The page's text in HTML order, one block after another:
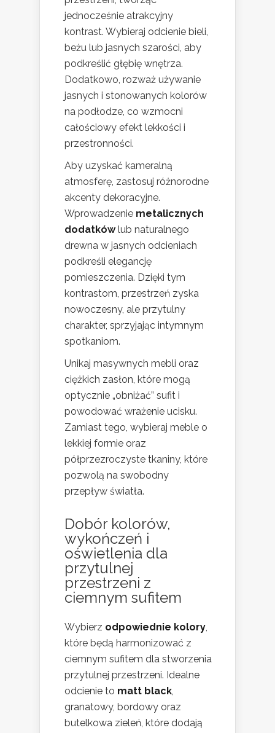
jednocześnie atrakcyjny
kontrast. Wybieraj odcienie bieli,
beżu lub jasnych szarości, aby
podkreślić głębię wnętrza.
Dodatkowo, rozważ używanie
jasnych i stonowanych kolorów
na podłodze, co wzmocni
całościowy efekt lekkości i
przestronności.
Aby uzyskać kameralną
atmosferę, zastosuj różnorodne
akcenty dekoracyjne.
Wprowadzenie metalicznych
dodatkówlub naturalnego
drewna w jasnych odcieniach
podkreśli elegancję
pomieszczenia. Dzięki tym
kontrastom, przestrzeń zyska
nowoczesny, ale przytulny
charakter, sprzyjając intymnym
spotkaniom.
Unikaj masywnych mebli oraz
ciężkich zasłon, które mogą
optycznie „obniżać” sufit i
powodować wrażenie ucisku.
Zamiast tego, wybieraj meble o
lekkiej formie oraz
półprzezroczyste tkaniny, które
pozwolą na swobodny
przepływ światła.
Dobór kolorów,
wykończeń i
oświetlenia dla
przytulnej
przestrzeni z
ciemnym sufitem
Wybierz odpowiednie kolory,
które będą harmonizować z
ciemnym sufitem dla stworzenia
przytulnej przestrzeni. Idealne
odcienie to matt black,
granatowy, bordowy oraz
butelkowa zieleń, które dodają